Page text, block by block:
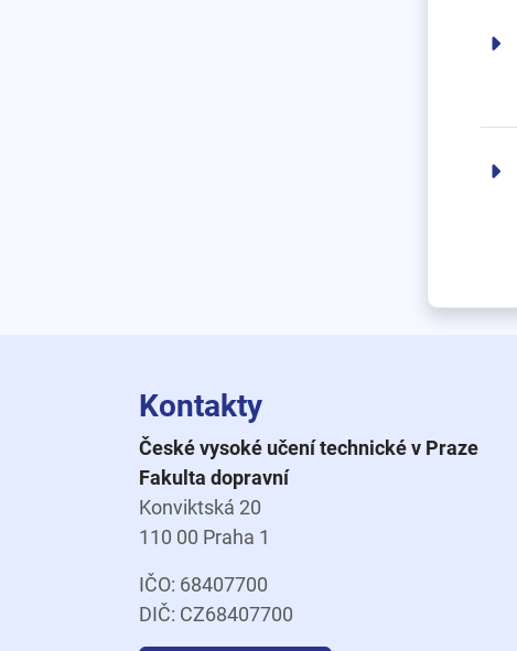
Kontakty
České vysoké učení technické v Praze
Fakulta dopravní
Konviktská 20
110 00 Praha 1
IČO: 68407700
DIČ: CZ68407700